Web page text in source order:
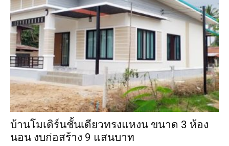
บ้านโมเดิร์นชั้นเดียวทรงแหงน ขนาด 3 ห้อง
นอน งบก่อสร้าง 9 แสนบาท